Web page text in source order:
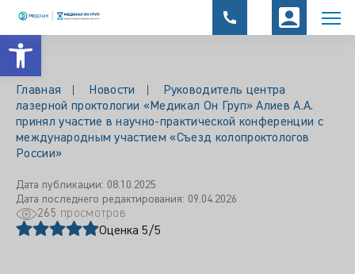
Открыть панель инструментов
Главная Новости
Руководитель центра
лазерной проктологии «Медикал Он Груп» Алиев А.А.
принял участие в научно-практической конференции с
международным участием «Съезд колопроктологов
России»
Дата публикации: 08.10.2025
Дата последнего редактирования: 09.04.2026
265 просмотров
Оценка 5/5